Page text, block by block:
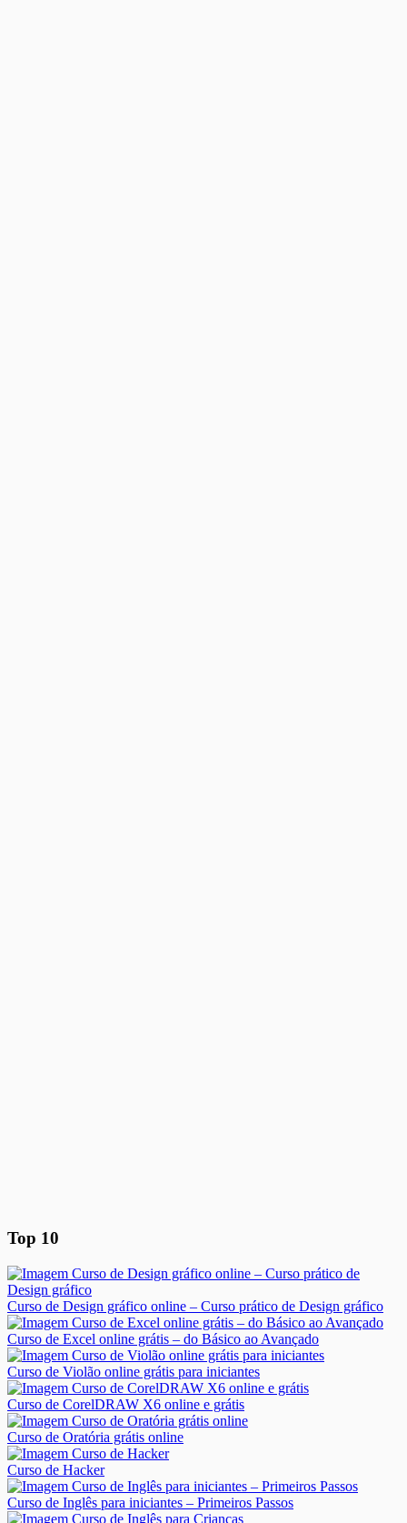
Top 10
Curso de Design gráfico online – Curso prático de Design gráfico
Curso de Excel online grátis – do Básico ao Avançado
Curso de Violão online grátis para iniciantes
Curso de CorelDRAW X6 online e grátis
Curso de Oratória grátis online
Curso de Hacker
Curso de Inglês para iniciantes – Primeiros Passos